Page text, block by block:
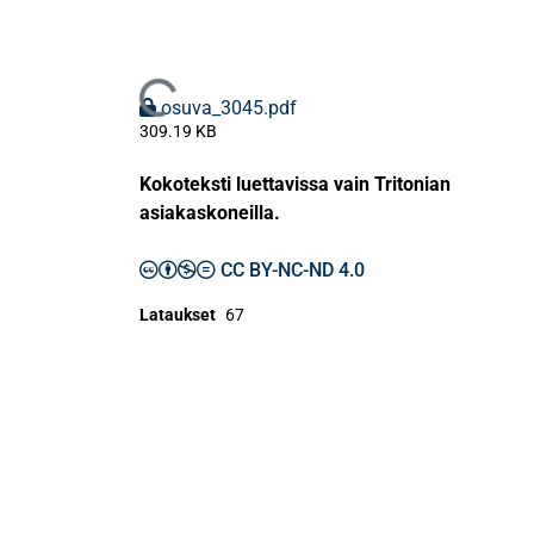
Ladataan...osuva_3045.pdf
309.19 KB
Kokoteksti luettavissa vain Tritonian
asiakaskoneilla.
CC BY-NC-ND 4.0
Lataukset 67